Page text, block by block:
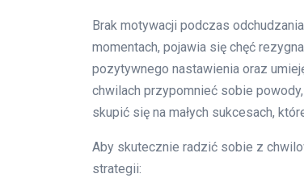
Brak motywacji podczas
momentach, pojawia się chęć
pozytywnego nastawienia oraz
chwilach przypomnieć sobie
skupić się na małych sukcesach,
Aby skutecznie radzić sobie z
strategii: